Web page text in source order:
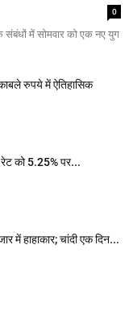
0
संबंधों में सोमवार को एक नए युग
रुपये में ऐतिहासिक
को 5.25% पर...
में हाहाकार; चांदी एक दिन...